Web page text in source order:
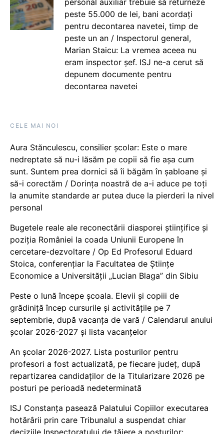
peste 55.000 de lei, bani acordați
pentru decontarea navetei, timp de
peste un an / Inspectorul general,
Marian Staicu: La vremea aceea nu
eram inspector șef. ISJ ne-a cerut să
depunem documente pentru
decontarea navetei
CELE MAI NOI
Aura Stănculescu, consilier școlar: Este o mare
nedreptate să nu-i lăsăm pe copii să fie așa cum
sunt. Suntem prea dornici să îi băgăm în șabloane și
să-i corectăm / Dorința noastră de a-i aduce pe toți
la anumite standarde ar putea duce la pierderi la nivel
personal
Bugetele reale ale reconectării diasporei științifice și
poziția României la coada Uniunii Europene în
cercetare-dezvoltare / Op Ed Profesorul Eduard
Stoica, conferențiar la Facultatea de Științe
Economice a Universității „Lucian Blaga” din Sibiu
Peste o lună începe școala. Elevii și copiii de
grădiniță încep cursurile și activitățile pe 7
septembrie, după vacanța de vară / Calendarul anului
școlar 2026-2027 și lista vacanțelor
An școlar 2026-2027. Lista posturilor pentru
profesori a fost actualizată, pe fiecare județ, după
repartizarea candidaților de la Titularizare 2026 pe
posturi pe perioadă nedeterminată
ISJ Constanța pasează Palatului Copiilor executarea
hotărârii prin care Tribunalul a suspendat chiar
deciziile Inspectoratului de tăiere a posturilor: